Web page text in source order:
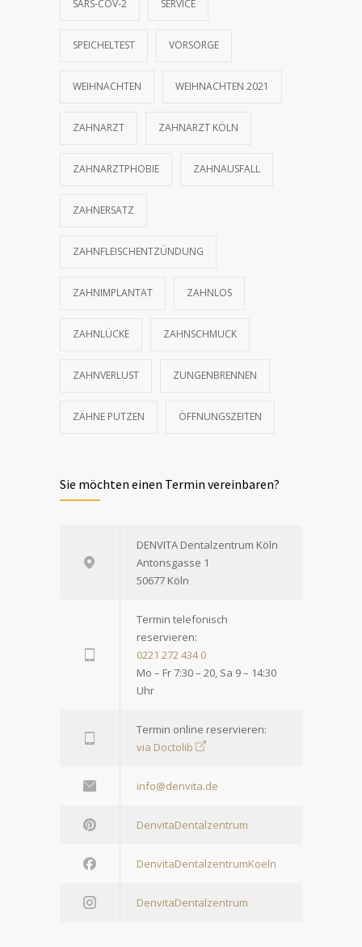
SARS-COV-2 SERVICE
SPEICHELTEST VORSORGE
WEIHNACHTEN WEIHNACHTEN 2021
ZAHNARZT ZAHNARZT KÖLN
ZAHNARZTPHOBIE ZAHNAUSFALL
ZAHNERSATZ
ZAHNFLEISCHENTZÜNDUNG
ZAHNIMPLANTAT ZAHNLOS
ZAHNLÜCKE ZAHNSCHMUCK
ZAHNVERLUST ZUNGENBRENNEN
ZÄHNE PUTZEN ÖFFNUNGSZEITEN
Sie möchten einen Termin vereinbaren?
DENVITA Dentalzentrum Köln
Antonsgasse 1
50677 Köln
Termin telefonisch
reservieren:
0221 272 434 0
Mo – Fr 7:30 – 20, Sa 9 – 14:30
Uhr
Termin online reservieren:
via Doctolib
info@denvita.de
DenvitaDentalzentrum
DenvitaDentalzentrumKoeln
DenvitaDentalzentrum